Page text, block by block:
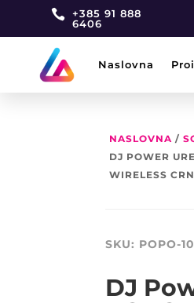
 +385 91 888
6406
Naslovna
NASLOVNA /
DJ POWER
WIRELESS
SKU: POPO-
DJ